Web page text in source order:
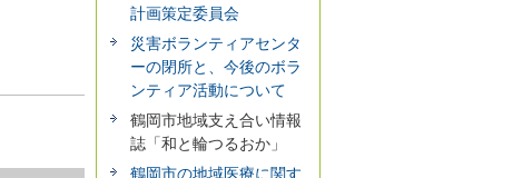
計画策定委員会
災害ボランティアセンタ
ーの閉所と、今後のボラ
ンティア活動について
鶴岡市地域支え合い情報
誌「和と輪つるおか」
鶴岡市の地域医療に関す